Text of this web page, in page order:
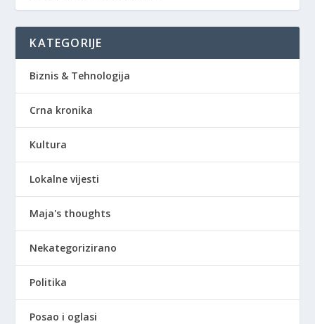
KATEGORIJE
Biznis & Tehnologija
Crna kronika
Kultura
Lokalne vijesti
Maja's thoughts
Nekategorizirano
Politika
Posao i oglasi